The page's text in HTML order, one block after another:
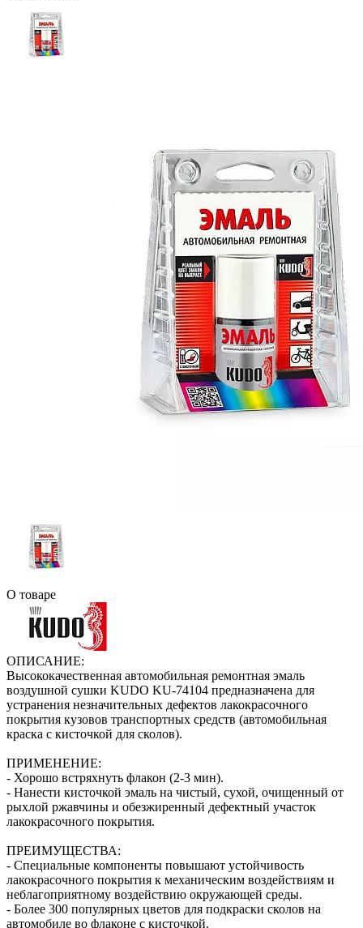
О товаре
ОПИСАНИЕ:
Высококачественная автомобильная ремонтная эмаль
воздушной сушки KUDO KU-74104 предназначена для
устранения незначительных дефектов лакокрасочного
покрытия кузовов транспортных средств (автомобильная
краска с кисточкой для сколов).
ПРИМЕНЕНИЕ:
- Хорошо встряхнуть флакон (2‑3 мин).
- Нанести кисточкой эмаль на чистый, сухой, очищенный от
рыхлой ржавчины и обезжиренный дефектный участок
лакокрасочного покрытия.
ПРЕИМУЩЕСТВА:
- Специальные компоненты повышают устойчивость
лакокрасочного покрытия к механическим воздействиям и
неблагоприятному воздействию окружающей среды.
- Более 300 популярных цветов для подкраски сколов на
автомобиле во флаконе с кисточкой.